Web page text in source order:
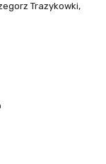
Trazykowki,